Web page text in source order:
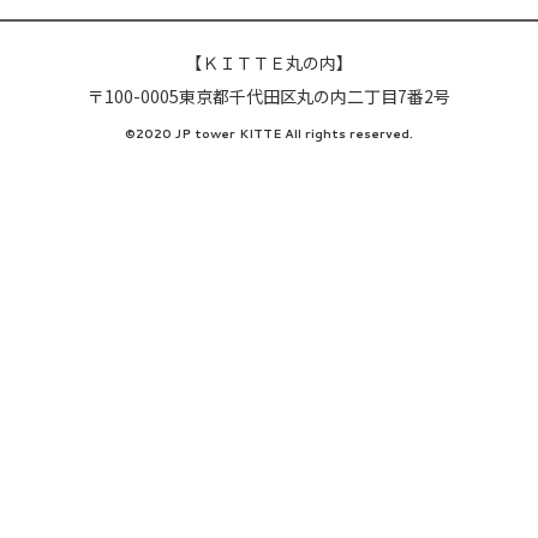
【ＫＩＴＴＥ丸の内】
〒100-0005東京都千代田区丸の内二丁目7番2号
©2020 JP tower KITTE All rights reserved.